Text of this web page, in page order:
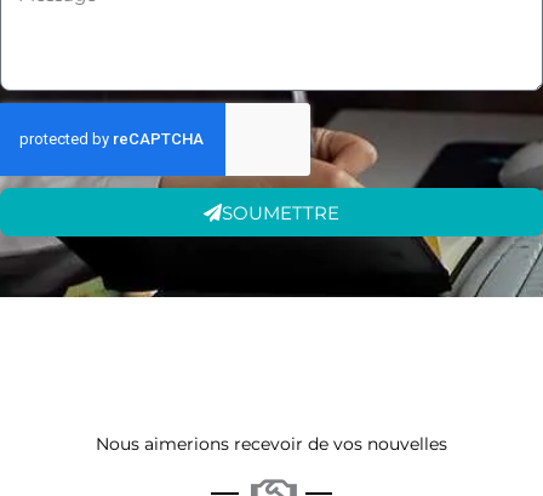
SOUMETTRE
Nous aimerions recevoir de vos nouvelles